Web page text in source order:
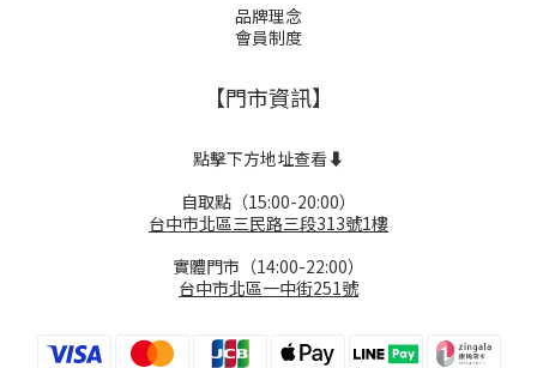
品牌理念
會員制度
【門市資訊】
點擊下方地址查看⬇️
自取點（15:00-20:00）
台中市北區三民路三段313號1樓
實體門市（14:00-22:00）
台中市北區一中街251號